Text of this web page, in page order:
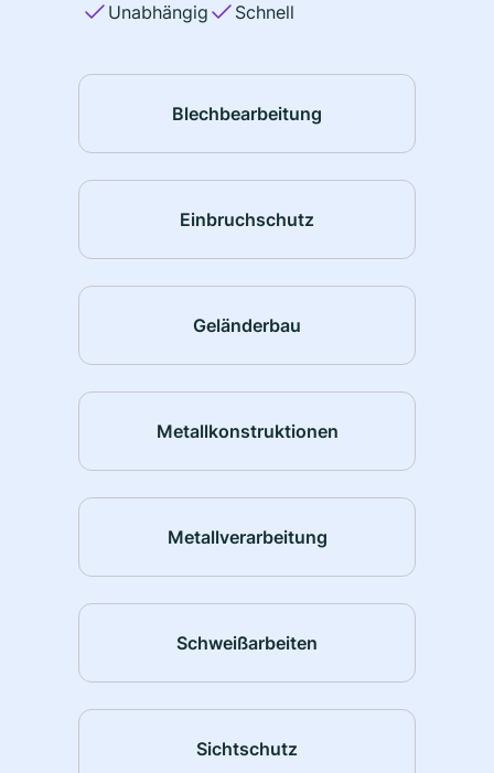
Unabhängig
Schnell
Blechbearbeitung
Einbruchschutz
Geländerbau
Metallkonstruktionen
Metallverarbeitung
Schweißarbeiten
Sichtschutz